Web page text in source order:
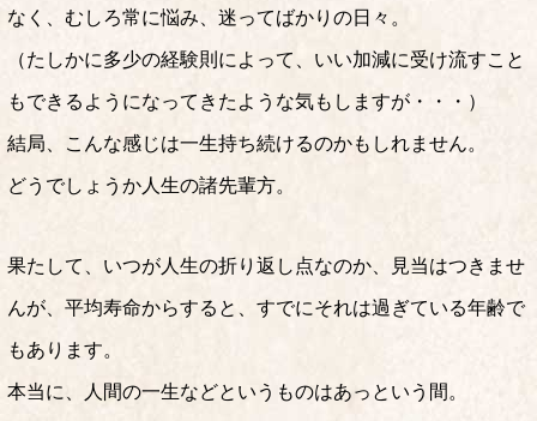
なく、むしろ常に悩み、迷ってばかりの日々。
（たしかに多少の経験則によって、いい加減に受け流すこと
もできるようになってきたような気もしますが・・・）
結局、こんな感じは一生持ち続けるのかもしれません。
どうでしょうか人生の諸先輩方。
果たして、いつが人生の折り返し点なのか、見当はつきませ
んが、平均寿命からすると、すでにそれは過ぎている年齢で
もあります。
本当に、人間の一生などというものはあっという間。